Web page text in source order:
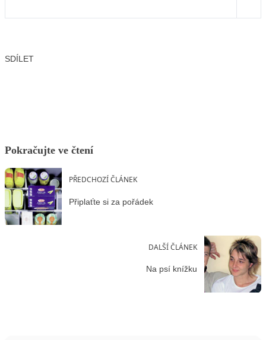
SDÍLET
Pokračujte ve čtení
PŘEDCHOZÍ ČLÁNEK
Připlaťte si za pořádek
DALŠÍ ČLÁNEK
Na psí knížku